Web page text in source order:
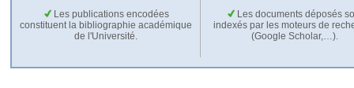
Les publications encodées
constituent la bibliographie académique
de l'Université.
Les documents déposés
indexés par les moteurs de
(Google Scholar,…).